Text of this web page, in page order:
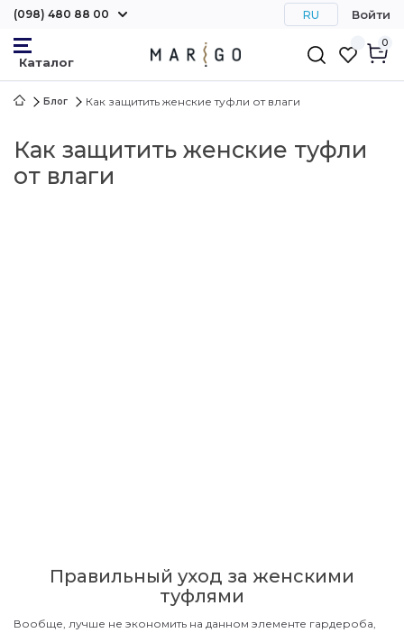
(098) 480 88 00 RU Войти
0
Блог Как защитить женские туфли от влаги
Как защитить женские туфли
от влаги
Правильный уход за женскими
туфлями
Вообще, лучше не экономить на данном элементе гардероба,